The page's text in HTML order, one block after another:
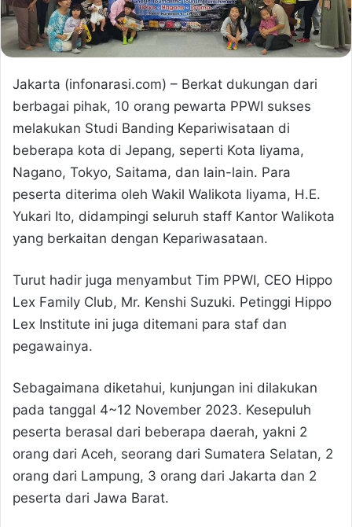
Jakarta (infonarasi.com) – Berkat dukungan dari
berbagai pihak, 10 orang pewarta PPWI sukses
melakukan Studi Banding Kepariwisataan di
beberapa kota di Jepang, seperti Kota Iiyama,
Nagano, Tokyo, Saitama, dan lain-lain. Para
peserta diterima oleh Wakil Walikota Iiyama, H.E.
Yukari Ito, didampingi seluruh staff Kantor Walikota
yang berkaitan dengan Kepariwasataan.
Turut hadir juga menyambut Tim PPWI, CEO Hippo
Lex Family Club, Mr. Kenshi Suzuki. Petinggi Hippo
Lex Institute ini juga ditemani para staf dan
pegawainya.
Sebagaimana diketahui, kunjungan ini dilakukan
pada tanggal 4~12 November 2023. Kesepuluh
peserta berasal dari beberapa daerah, yakni 2
orang dari Aceh, seorang dari Sumatera Selatan, 2
orang dari Lampung, 3 orang dari Jakarta dan 2
peserta dari Jawa Barat.